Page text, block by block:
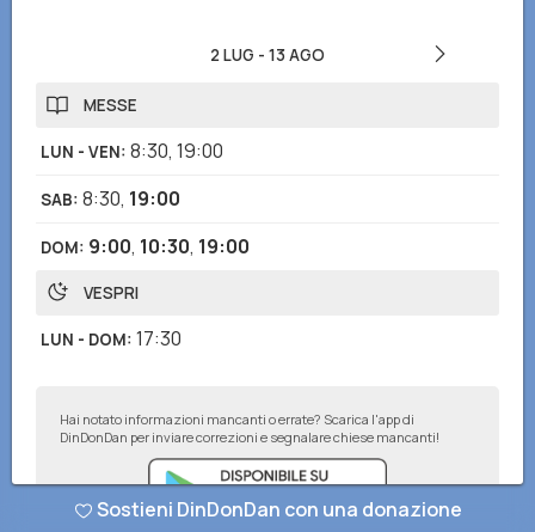
2 LUG - 13 AGO
MESSE
LUN - VEN: 8:30, 19:00
SAB: 8:30, 19:00
DOM: 9:00, 10:30, 19:00
VESPRI
LUN - DOM: 17:30
Hai notato informazioni mancanti o errate? Scarica l'app di
DinDonDan per inviare correzioni e segnalare chiese mancanti!
Sostieni DinDonDan con una donazione